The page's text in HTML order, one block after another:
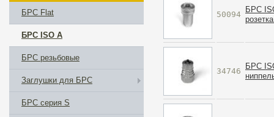
50094
БРС
34746
БРС
БРС Flat
БРС ISO A
БРС резьбовые
Заглушки для БРС
БРС серия S